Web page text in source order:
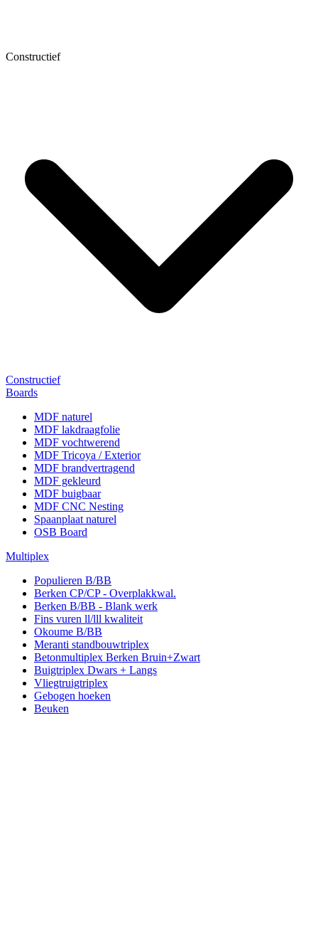
Constructief
Constructief
Boards
MDF naturel
MDF lakdraagfolie
MDF vochtwerend
MDF Tricoya / Exterior
MDF brandvertragend
MDF gekleurd
MDF buigbaar
MDF CNC Nesting
Spaanplaat naturel
OSB Board
Multiplex
Populieren B/BB
Berken CP/CP - Overplakkwal.
Berken B/BB - Blank werk
Fins vuren ll/lll kwaliteit
Okoume B/BB
Meranti standbouwtriplex
Betonmultiplex Berken Bruin+Zwart
Buigtriplex Dwars + Langs
Vliegtruigtriplex
Gebogen hoeken
Beuken